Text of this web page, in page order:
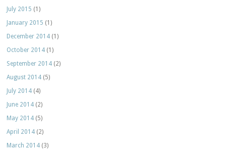
July 2015 (1)
January 2015 (1)
December 2014 (1)
October 2014 (1)
September 2014 (2)
August 2014 (5)
July 2014 (4)
June 2014 (2)
May 2014 (5)
April 2014 (2)
March 2014 (3)